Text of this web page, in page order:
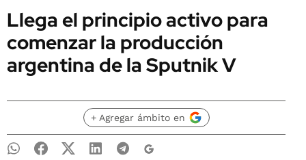
Llega el principio activo para
comenzar la producción
argentina de la Sputnik V
+ Agregar ámbito en